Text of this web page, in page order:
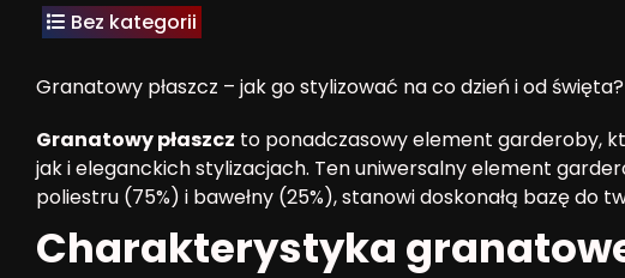
Bez kategorii
Granatowy płaszcz – jak go stylizować na co dzień i od święta?
Granatowy płaszcz to ponadczasowy element garderoby,
jak i eleganckich stylizacjach. Ten uniwersalny element
poliestru (75%) i bawełny (25%), stanowi doskonałą bazę do
Charakterystyka